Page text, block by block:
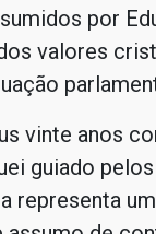
por
valores
vinte anos
guiado
representa um